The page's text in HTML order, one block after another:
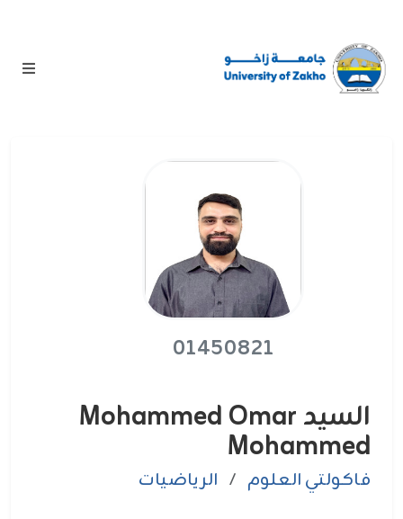
01450821
السيد Mohammed Omar
Mohammed
فاکولتي العلوم / الرياضيات